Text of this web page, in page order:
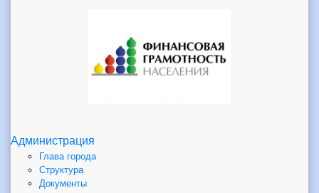
Администрация
Глава города
Структура
Документы